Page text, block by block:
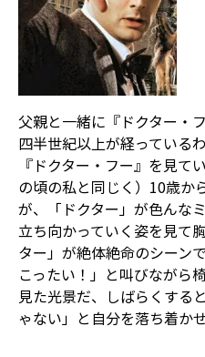
父親と一緒に『ドクター・
四半世紀以上が経っている
『ドクター・フー』を見て
の頃の私と同じく）10歳か
が、「ドクター」が色んな
立ち向かっていく姿を見て
ター」が絶体絶命のシーン
こったい！」と叫びながら
見た光景だ――、しばらくす
ゃない」と自分を落ち着か